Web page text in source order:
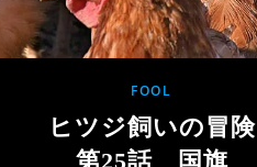
FOOL
ヒツジ飼いの冒険
第25話 国旗